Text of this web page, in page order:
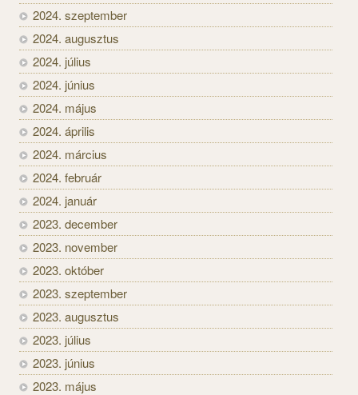
2024. szeptember
2024. augusztus
2024. július
2024. június
2024. május
2024. április
2024. március
2024. február
2024. január
2023. december
2023. november
2023. október
2023. szeptember
2023. augusztus
2023. július
2023. június
2023. május